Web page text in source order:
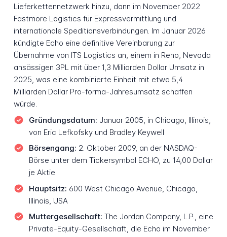
Lieferkettennetzwerk hinzu, dann im November 2022
Fastmore Logistics für Expressvermittlung und
internationale Speditionsverbindungen. Im Januar 2026
kündigte Echo eine definitive Vereinbarung zur
Übernahme von ITS Logistics an, einem in Reno, Nevada
ansässigen 3PL mit über 1,3 Milliarden Dollar Umsatz in
2025, was eine kombinierte Einheit mit etwa 5,4
Milliarden Dollar Pro-forma-Jahresumsatz schaffen
würde.
Gründungsdatum: Januar 2005, in Chicago, Illinois,
von Eric Lefkofsky und Bradley Keywell
Börsengang: 2. Oktober 2009, an der NASDAQ-
Börse unter dem Tickersymbol ECHO, zu 14,00 Dollar
je Aktie
Hauptsitz: 600 West Chicago Avenue, Chicago,
Illinois, USA
Muttergesellschaft: The Jordan Company, L.P., eine
Private-Equity-Gesellschaft, die Echo im November